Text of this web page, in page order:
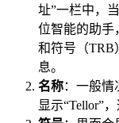
址”一栏中，
位智能的助手
和符号（TRB
息。
名称：一般
显示“Tellor”